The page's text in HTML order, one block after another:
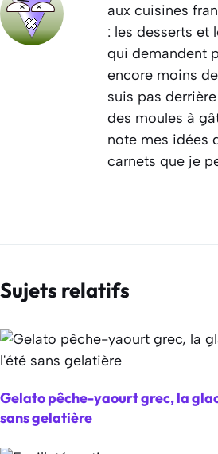
aux cuisines
: les desserts et
qui demandent
encore moins
suis pas
des moules à
note mes idées
carnets que je
Sujets relatifs
Gelato pêche-yaourt grec, la
sans gelatière